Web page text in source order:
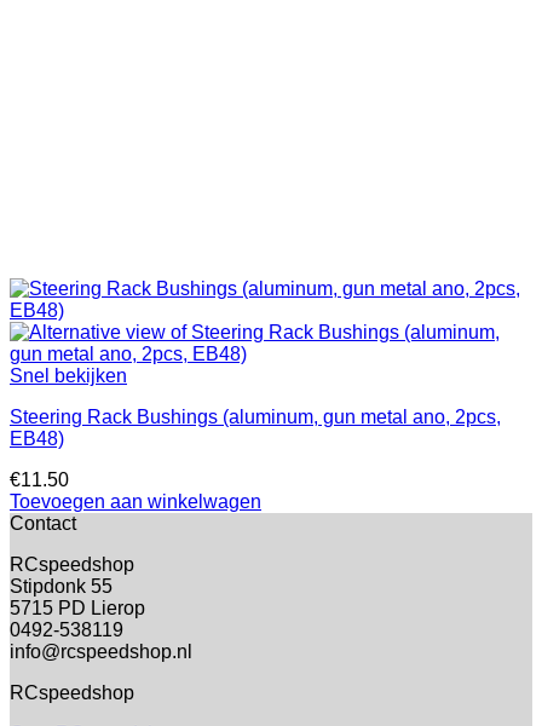
Snel bekijken
Steering Rack Bushings (aluminum, gun metal ano, 2pcs,
EB48)
€11.50
Toevoegen aan winkelwagen
Contact
RCspeedshop
Stipdonk 55
5715 PD Lierop
0492-538119
info@rcspeedshop.nl
RCspeedshop